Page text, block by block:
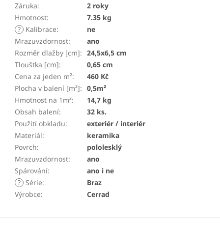
Záruka:
2 roky
Hmotnost:
7.35 kg
? Kalibrace:
ne
Mrazuvzdornost:
ano
Rozměr dlažby [cm]: 24,5x6,5 cm
Tloušťka [cm]:
0,65 cm
Cena za jeden m²:
460 Kč
Plocha v balení [m²]: 0,5m²
Hmotnost na 1m²:
14,7 kg
Obsah balení:
32 ks.
Použití obkladu:
exteriér / interiér
Materiál:
keramika
Povrch:
pololesklý
Mrazuvzdornost:
ano
Spárování:
ano i ne
? Série:
Braz
Výrobce: Cerrad
Z